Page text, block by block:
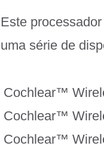
Este
uma série de
Cochlear™
Cochlear™
Cochlear™